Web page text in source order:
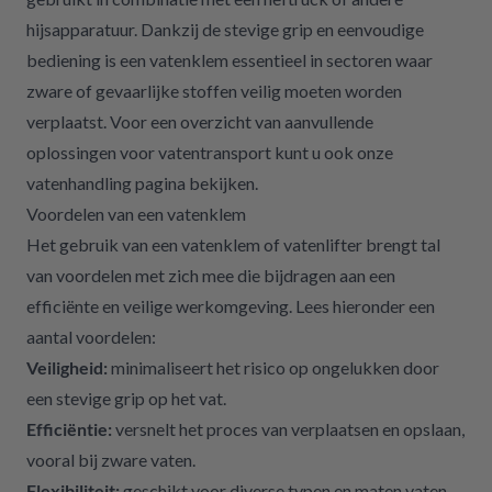
hijsapparatuur. Dankzij de stevige grip en eenvoudige
bediening is een vatenklem essentieel in sectoren waar
zware of gevaarlijke stoffen veilig moeten worden
verplaatst. Voor een overzicht van aanvullende
oplossingen voor vatentransport kunt u ook onze
vatenhandlingpagina bekijken.
Voordelen van een vatenklem
Het gebruik van een vatenklem of vatenlifter brengt tal
van voordelen met zich mee die bijdragen aan een
efficiënte en veilige werkomgeving. Lees hieronder een
aantal voordelen:
Veiligheid: minimaliseert het risico op ongelukken door
een stevige grip op het vat.
Efficiëntie: versnelt het proces van verplaatsen en opslaan,
vooral bij zware vaten.